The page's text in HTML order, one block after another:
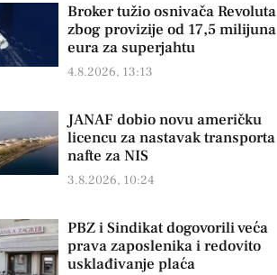
Broker tužio osnivača Revoluta
zbog provizije od 17,5 milijuna
eura za superjahtu
4.8.2026, 13:13
JANAF dobio novu američku
licencu za nastavak transporta
nafte za NIS
3.8.2026, 10:24
PBZ i Sindikat dogovorili veća
prava zaposlenika i redovito
usklađivanje plaća